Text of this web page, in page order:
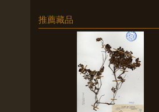
推薦藏品